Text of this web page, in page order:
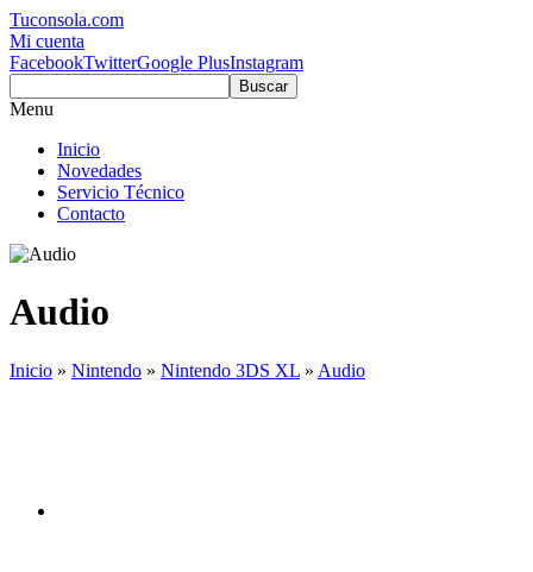
Tuconsola.com
Mi cuenta
FacebookTwitterGoogle PlusInstagram
Buscar
Menu
Inicio
Novedades
Servicio Técnico
Contacto
Audio
Inicio » Nintendo » Nintendo 3DS XL » Audio